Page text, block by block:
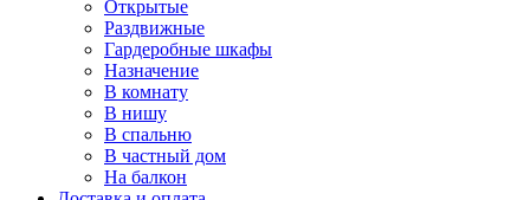
Открытые
Раздвижные
Гардеробные шкафы
Назначение
В комнату
В нишу
В спальню
В частный дом
На балкон